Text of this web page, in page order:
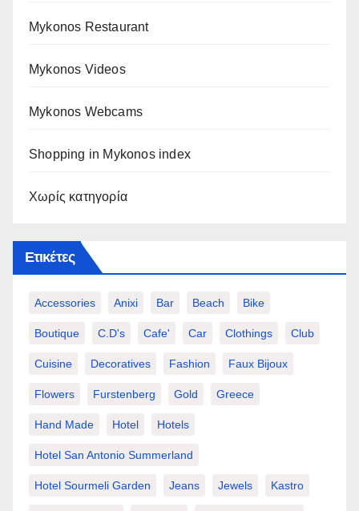
Mykonos Restaurant
Mykonos Videos
Mykonos Webcams
Shopping in Mykonos index
Χωρίς κατηγορία
Ετικέτες
Accessories Anixi Bar Beach Bike
Boutique C.d's Cafe' Car Clothings Club
Cuisine Decoratives Fashion Faux Bijoux
Flowers Furstenberg Gold Greece
Hand Made Hotel Hotels
Hotel San Antonio Summerland
Hotel Sourmeli Garden Jeans Jewels Kastro